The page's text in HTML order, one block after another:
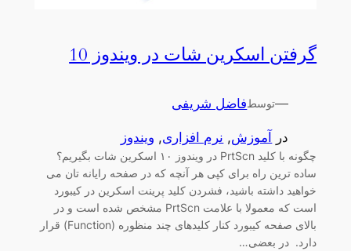
گرفتن اسکرین شات در ویندوز 10
—توسطفاضل شریفی
در آموزش, نرم افزاری, ویندوز
چگونه با کلید PrtScn در ویندوز ۱۰ اسکرین شات بگیریم؟
ساده ترین راه برای کپی هر آنچه که در صفحه رایانه تان می
خواهید داشته باشید، فشردن کلید پرینت اسکرین در کیبورد
است که معمولا با علامت PrtScn مشخص شده است و در
بالای صفحه کیبورد کنار کلیدهای چند منظوره (Function) قرار
دارد. در بعضی…